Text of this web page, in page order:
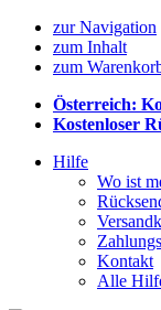
zur Navigation
zum Inhalt
zum
Österreich:
Kostenloser
Hilfe
Wo ist
Kontakt
Alle